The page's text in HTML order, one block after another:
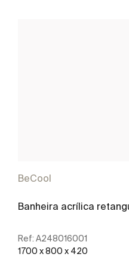
BeCool
Banheira acrílica
Ref: A248016001
1700 x 800 x 420